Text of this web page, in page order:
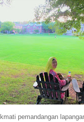
pemandangan